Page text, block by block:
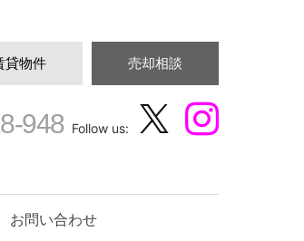
貸物件 売却相談
948Follow us:
お問い合わせ